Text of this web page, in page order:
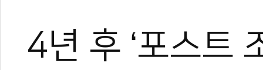
4년 후 ‘포스트